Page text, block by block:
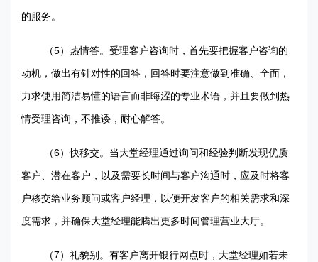
的服务。
（5）热情答。受理客户咨询时，首先要把握客户咨询的
动机，做出有针对性的回答，回答时要注意做到准确、全面，
力求使用简洁易懂的语言而非晦涩的专业术语，并且要做到热
情受理咨询，不推诿，耐心解答。
（6）快移交。当大堂经理通过询问和经验判断发现优质
客户、潜在客户，以及需要长时间与客户沟通时，应及时将客
户移交给业务顾问或客户经理，以便开发客户的相关需求和深
度需求，并确保大堂经理能腾出更多时间管理营业大厅。
（7 ）礼貌别。有客户离开银行网点时，大堂经理如若未